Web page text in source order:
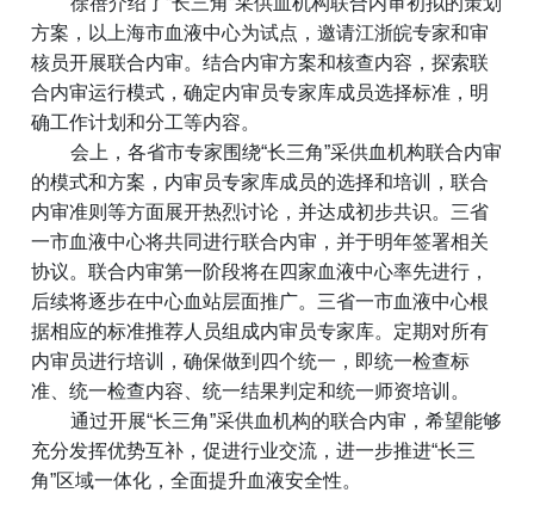
方案，以上海市血液中心为试点，邀请江浙皖专家和审
核员开展联合内审。结合内审方案和核查内容，探索联
合内审运行模式，确定内审员专家库成员选择标准，明
确工作计划和分工等内容。
会上，各省市专家围绕“长三角”采供血机构联合内审
的模式和方案，内审员专家库成员的选择和培训，联合
内审准则等方面展开热烈讨论，并达成初步共识。三省
一市血液中心将共同进行联合内审，并于明年签署相关
协议。联合内审第一阶段将在四家血液中心率先进行，
后续将逐步在中心血站层面推广。三省一市血液中心根
据相应的标准推荐人员组成内审员专家库。定期对所有
内审员进行培训，确保做到四个统一，即统一检查标
准、统一检查内容、统一结果判定和统一师资培训。
通过开展“长三角”采供血机构的联合内审，希望能够
充分发挥优势互补，促进行业交流，进一步推进“长三
角”区域一体化，全面提升血液安全性。